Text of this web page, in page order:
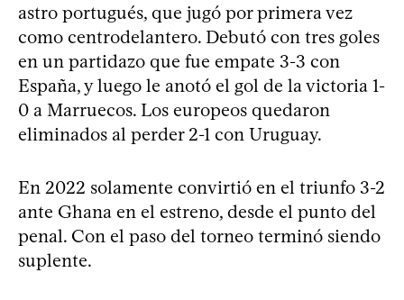
astro portugués, que jugó por primera vez
como centrodelantero. Debutó con tres goles
en un partidazo que fue empate 3-3 con
España, y luego le anotó el gol de la victoria 1-
0 a Marruecos. Los europeos quedaron
eliminados al perder 2-1 con Uruguay.
En 2022 solamente convirtió en el triunfo 3-2
ante Ghana en el estreno, desde el punto del
penal. Con el paso del torneo terminó siendo
suplente.